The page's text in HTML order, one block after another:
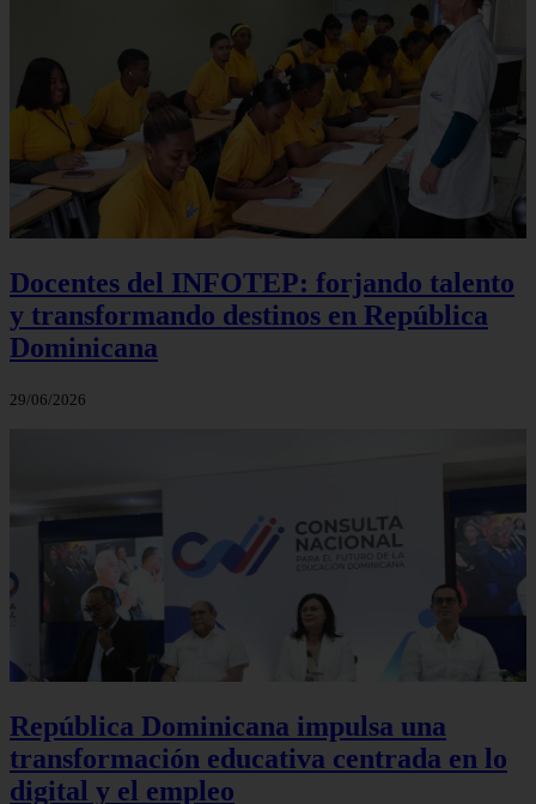
Docentes del INFOTEP: forjando talento
y transformando destinos en República
Dominicana
29/06/2026
República Dominicana impulsa una
transformación educativa centrada en lo
digital y el empleo